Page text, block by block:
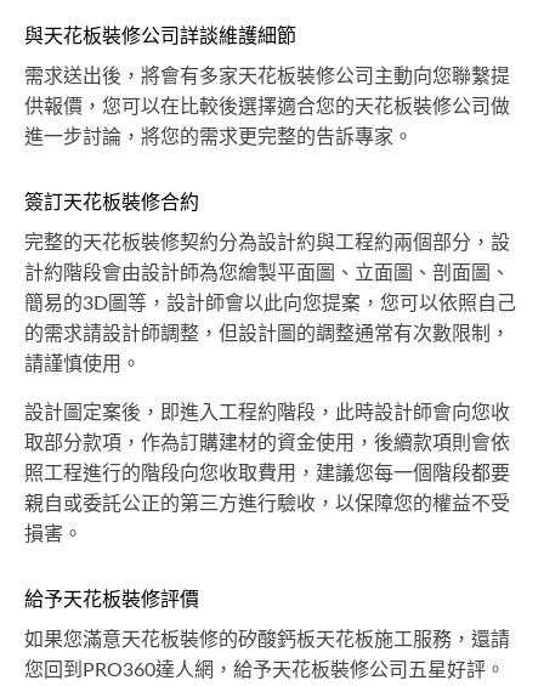
與天花板裝修公司詳談維護細節
需求送出後，將會有多家天花板裝修公司主動向您聯繫提
供報價，您可以在比較後選擇適合您的天花板裝修公司做
進一步討論，將您的需求更完整的告訴專家。
簽訂天花板裝修合約
完整的天花板裝修契約分為設計約與工程約兩個部分，設
計約階段會由設計師為您繪製平面圖、立面圖、剖面圖、
簡易的3D圖等，設計師會以此向您提案，您可以依照自己
的需求請設計師調整，但設計圖的調整通常有次數限制，
請謹慎使用。
設計圖定案後，即進入工程約階段，此時設計師會向您收
取部分款項，作為訂購建材的資金使用，後續款項則會依
照工程進行的階段向您收取費用，建議您每一個階段都要
親自或委託公正的第三方進行驗收，以保障您的權益不受
損害。
給予天花板裝修評價
如果您滿意天花板裝修的矽酸鈣板天花板施工服務，還請
您回到PRO360達人網，給予天花板裝修公司五星好評。